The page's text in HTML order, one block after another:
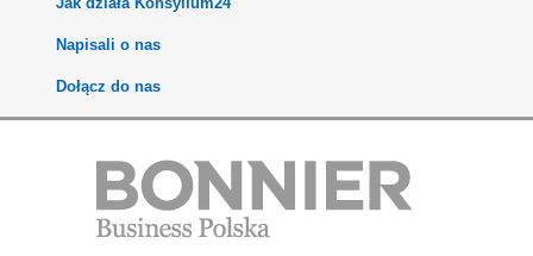
Napisali o nas
Dołącz do nas